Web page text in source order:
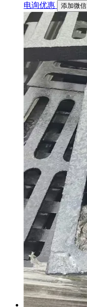
电询优惠
添加微信